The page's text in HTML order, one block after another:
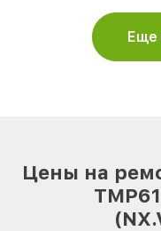
Еще
Цены на